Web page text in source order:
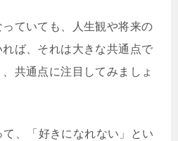
ていても、人生観や将来の
れば、それは大きな共通点で
共通点に注目してみましょ
、「好きになれない」とい